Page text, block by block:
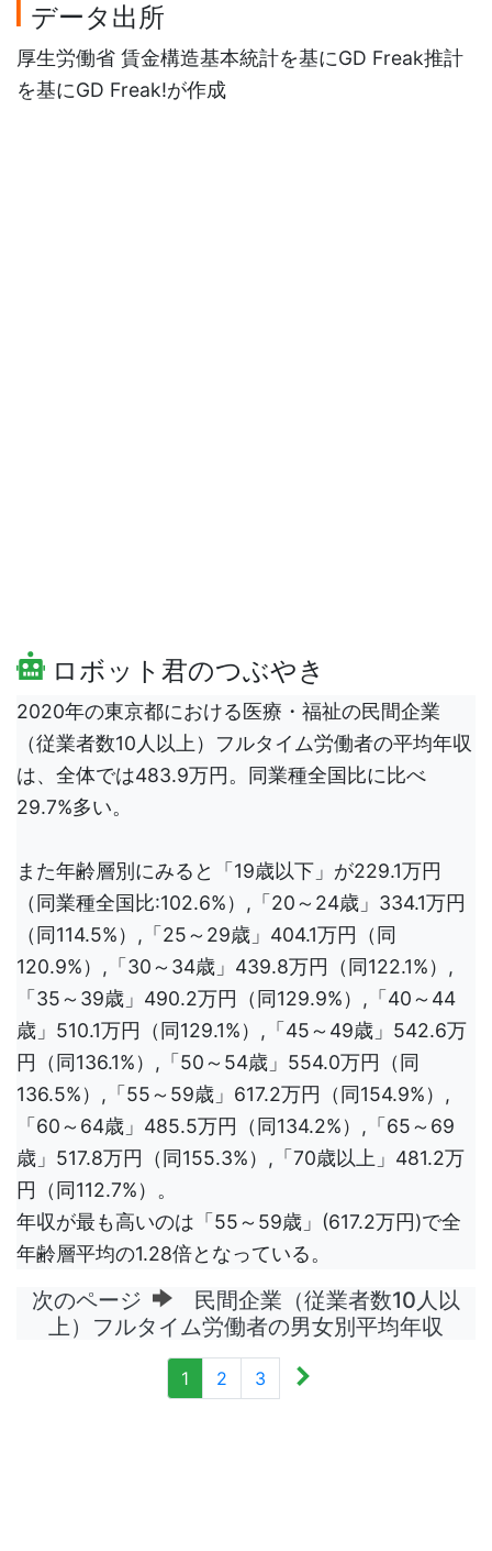
データ出所
厚生労働省 賃金構造基本統計を基にGD Freak推計
を基にGD Freak!が作成
ロボット君のつぶやき
2020年の東京都における医療・福祉の民間企業
（従業者数10人以上）フルタイム労働者の平均年収
は、全体では483.9万円。同業種全国比に比べ
29.7%多い。
また年齢層別にみると「19歳以下」が229.1万円
（同業種全国比:102.6%）,「20～24歳」334.1万円
（同114.5%）,「25～29歳」404.1万円（同
120.9%）,「30～34歳」439.8万円（同122.1%）,
「35～39歳」490.2万円（同129.9%）,「40～44
歳」510.1万円（同129.1%）,「45～49歳」542.6万
円（同136.1%）,「50～54歳」554.0万円（同
136.5%）,「55～59歳」617.2万円（同154.9%）,
「60～64歳」485.5万円（同134.2%）,「65～69
歳」517.8万円（同155.3%）,「70歳以上」481.2万
円（同112.7%）。
年収が最も高いのは「55～59歳」(617.2万円)で全
年齢層平均の1.28倍となっている。
次のページ
民間企業（従業者数10人以
上）フルタイム労働者の男女別平均年収
1 2 3